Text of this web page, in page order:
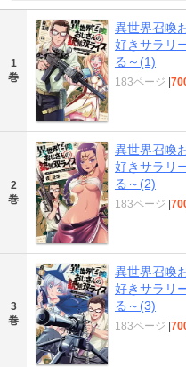
1
巻
異世界召喚
好きサラリ
る～(1)
183ページ
2
巻
異世界召喚
好きサラリ
る～(2)
183ページ
3
巻
異世界召喚
好きサラリ
る～(3)
183ページ